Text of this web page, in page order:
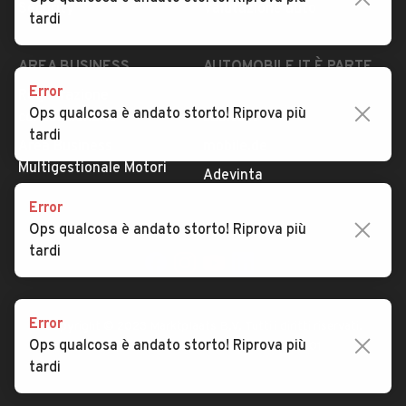
Security
Valutazione auto
AREA BUSINESS
Registrazione
concessionario
Multigestionale Motori
AUTOMOBILE.IT È PARTE
subito.it
Adevinta
SEGUICI
Copyright © 2023 Marktplaats B.V. Tutti i diritti riservati.
Marktplaats B.V. - P.IVA 803.603.307.B.01
tardi
Error
Ops qualcosa è andato storto! Riprova più
tardi
Error
Ops qualcosa è andato storto! Riprova più
tardi
Error
Ops qualcosa è andato storto! Riprova più
tardi